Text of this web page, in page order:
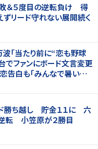
敗＆５度目の逆転負け 得
リード守れない展開続く
「当たり前に“恋も野球
ファンにボード文言変更
白も「みんなで暑い夏
勝ち越し 貯金１１に 六
転 小笠原が２勝目